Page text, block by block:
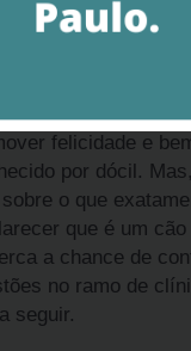
felicidade e
por dócil.
o que
que é um cão
a chance de
no ramo de
seguir.